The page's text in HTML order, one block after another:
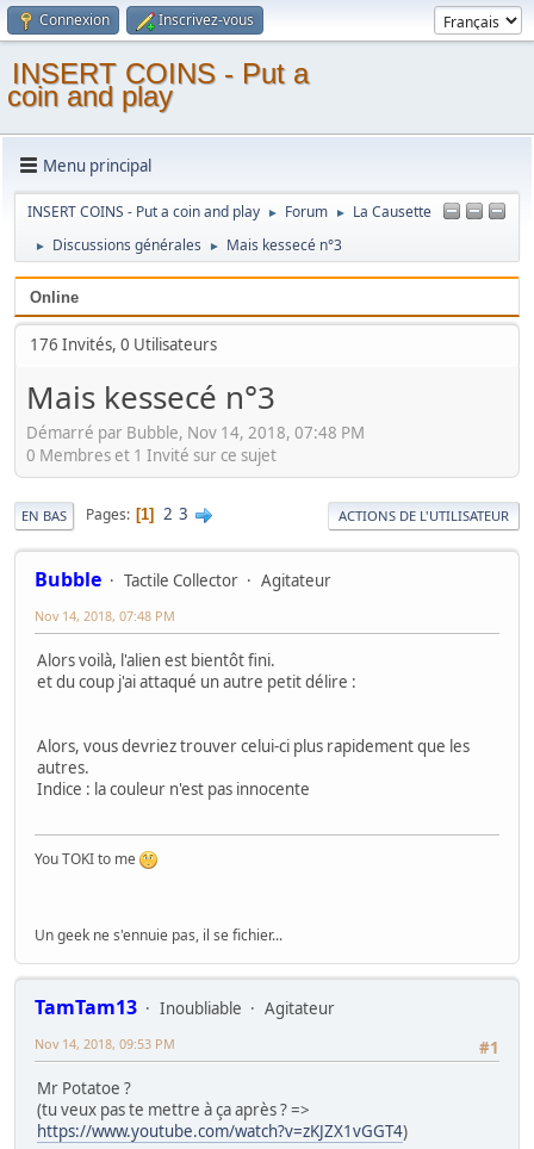
Connexion Inscrivez-vous
INSERT COINS - Put a
coin and play
Menu principal
INSERT COINS - Put a coin and play ► Forum ► La Causette
► Discussions générales ► Mais kessecé n°3
Online
176 Invités, 0 Utilisateurs
Mais kessecé n°3
Démarré par Bubble, Nov 14, 2018, 07:48 PM
0 Membres et 1 Invité sur ce sujet
EN BAS Pages 1 2 3 ACTIONS DE L'UTILISATEUR
Bubble Tactile Collector Agitateur
Nov 14, 2018, 07:48 PM
Alors voilà, l'alien est bientôt fini.
et du coup j'ai attaqué un autre petit délire :
Alors, vous devriez trouver celui-ci plus rapidement que les
autres.
Indice : la couleur n'est pas innocente
You TOKI to me
Un geek ne s'ennuie pas, il se fichier...
TamTam13 Inoubliable
Agitateur
#1
Nov 14, 2018, 09:53 PM
Mr Potatoe ?
(tu veux pas te mettre à ça après ? =>
https://www.youtube.com/watch?v=zKJZX1vGGT4)